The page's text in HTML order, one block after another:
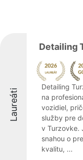
Laureáti
Detailing
Detailing
na
vozidiel,
služby pre
v Turzovke.
snahou o
kvalitu, ...